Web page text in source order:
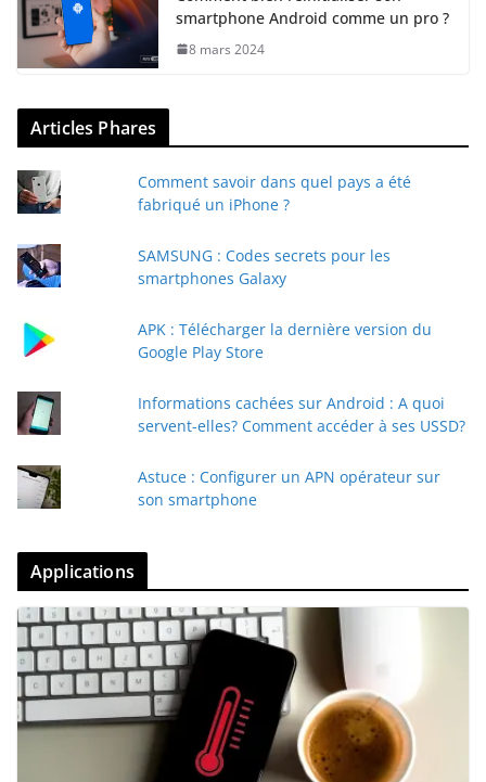
smartphone Android comme un pro ?
8 mars 2024
Articles Phares
Comment savoir dans quel pays a été
fabriqué un iPhone ?
SAMSUNG : Codes secrets pour les
smartphones Galaxy
APK : Télécharger la dernière version du
Google Play Store
Informations cachées sur Android : A quoi
servent-elles? Comment accéder à ses USSD?
Astuce : Configurer un APN opérateur sur
son smartphone
Applications